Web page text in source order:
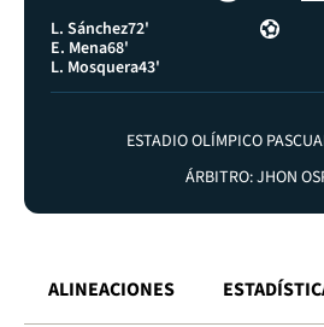
L. Sánchez72'
E. Mena68'
L. Mosquera43'
ESTADIO OLÍMPICO
ÁRBITRO: JHON
ALINEACIONES